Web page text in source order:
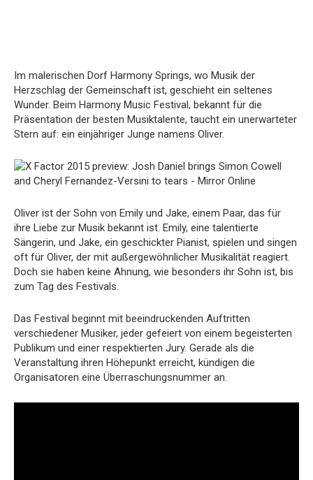
Im malerischen Dorf Harmony Springs, wo Musik der
Herzschlag der Gemeinschaft ist, geschieht ein seltenes
Wunder. Beim Harmony Music Festival, bekannt für die
Präsentation der besten Musiktalente, taucht ein unerwarteter
Stern auf: ein einjähriger Junge namens Oliver.
Oliver ist der Sohn von Emily und Jake, einem Paar, das für
ihre Liebe zur Musik bekannt ist. Emily, eine talentierte
Sängerin, und Jake, ein geschickter Pianist, spielen und singen
oft für Oliver, der mit außergewöhnlicher Musikalität reagiert.
Doch sie haben keine Ahnung, wie besonders ihr Sohn ist, bis
zum Tag des Festivals.
Das Festival beginnt mit beeindruckenden Auftritten
verschiedener Musiker, jeder gefeiert von einem begeisterten
Publikum und einer respektierten Jury. Gerade als die
Veranstaltung ihren Höhepunkt erreicht, kündigen die
Organisatoren eine Überraschungsnummer an.